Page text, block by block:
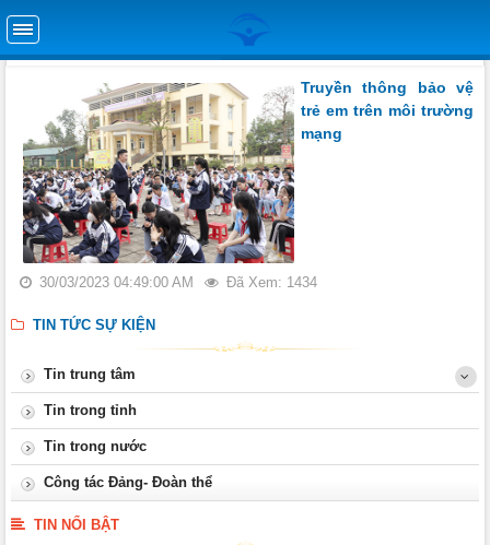
Truyền thông bảo vệ
trẻ em trên môi trường
mạng
30/03/2023 04:49:00 AM Đã Xem: 1434
TIN TỨC SỰ KIỆN
Tin trung tâm
Tin trong tỉnh
Tin trong nước
Công tác Đảng- Đoàn thể
TIN NỔI BẬT